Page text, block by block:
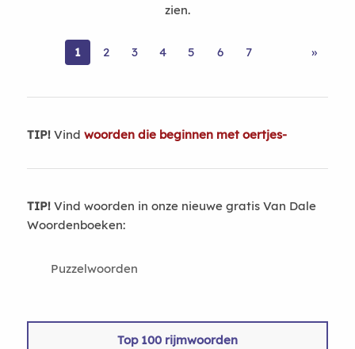
zien.
1 2 3 4 5 6 7 »
TIP!Vind woorden die beginnen met oertjes-
TIP!Vind woorden in onze nieuwe gratis Van Dale
Woordenboeken:
Puzzelwoorden
Top 100 rijmwoorden